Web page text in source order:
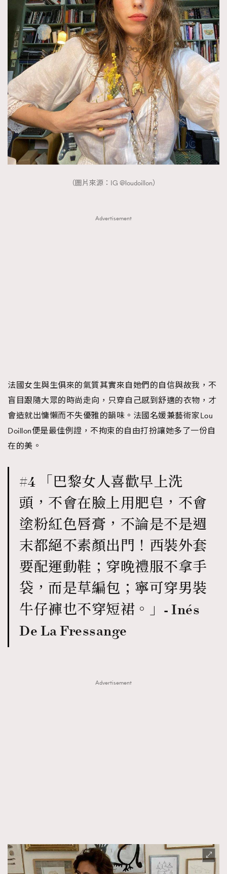
AFrenchMind
DressLikeAParisienne
EmpowerF
FashionWeek FigaroAesthetic
（圖片來源：IG @loudoillon）
Advertisement
法國女生與生俱來的氣質其實來自她們的自信與故我，不
盲目跟隨大眾的時尚走向，只穿自己感到舒適的衣物，才
會造就出慵懶而不失優雅的韻味。法國名媛兼藝術家Lou
Doillon便是最佳例證，不拘束的自由打扮讓她多了一份自
在的美。
#4 「巴黎女人喜歡早上洗
頭，不會在臉上用肥皂，不會
塗粉紅色唇膏，不論是不是週
末都絕不素顏出門！西裝外套
要配運動鞋；穿晚禮服不拿手
袋，而是草編包；寧可穿男裝
牛仔褲也不穿短裙。」- Inés
De La Fressange
Advertisement